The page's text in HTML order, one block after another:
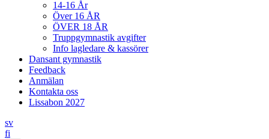
14-16 År
Över 16 ÅR
ÖVER 18 ÅR
Truppgymnastik avgifter
Info lagledare & kassörer
Dansant gymnastik
Feedback
Anmälan
Kontakta oss
Lissabon 2027
sv
fi